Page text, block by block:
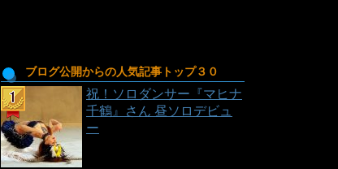
ブログ公開からの人気記事トップ３０
祝！ソロダンサー『マヒナ
千鶴』さん 昼ソロデビュ
ー